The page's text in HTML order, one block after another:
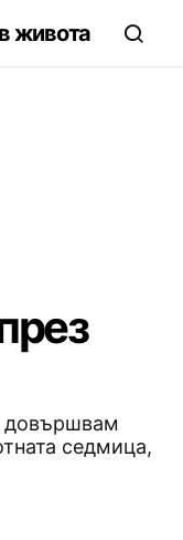
живота
довършвам
седмица,